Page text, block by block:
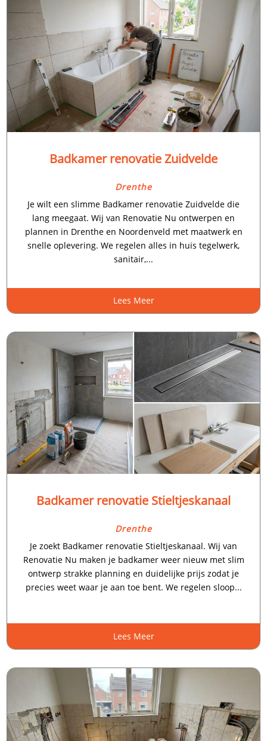
Badkamer renovatie Zuidvelde
Drenthe
Je wilt een slimme Badkamer renovatie Zuidvelde die
lang meegaat. Wij van Renovatie Nu ontwerpen en
plannen in Drenthe en Noordenveld met maatwerk en
snelle oplevering. We regelen alles in huis tegelwerk,
sanitair,...
Lees Meer
Badkamer renovatie Stieltjeskanaal
Drenthe
Je zoekt Badkamer renovatie Stieltjeskanaal. Wij van
Renovatie Nu maken je badkamer weer nieuw met slim
ontwerp strakke planning en duidelijke prijs zodat je
precies weet waar je aan toe bent. We regelen sloop...
Lees Meer